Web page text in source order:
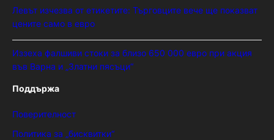
Левът изчезва от етикетите: Търговците вече ще показват
цените само в евро
Иззеха фалшиви стоки за близо 650 000 евро при акция
във Варна и „Златни пясъци“
Поддържа
Поверителност
Политика за „бисквитки“